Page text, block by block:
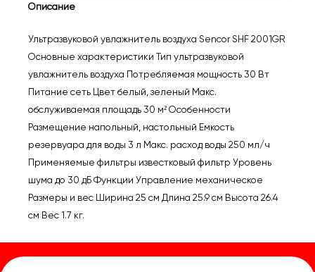
Sencor
2001GR
Описание
Ультразвуковой увлажнитель воздуха Sencor SHF 2001GR
Основные характеристики Тип ультразвуковой
увлажнитель воздуха Потребляемая мощность 30 Вт
Питание сеть Цвет белый, зеленый Макс.
обслуживаемая площадь 30 м² Особенности
Размещение напольный, настольный Емкость
резервуара для воды 3 л Макс. расход воды 250 мл/ч
Применяемые фильтры известковый фильтр Уровень
шума до 30 дБ Функции Управление механическое
Размеры и вес Ширина 25 см Длина 25.9 см Высота 26.4
см Вес 1.7 кг.